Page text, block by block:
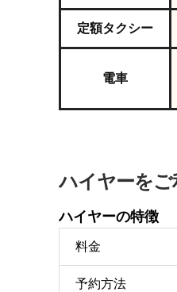
定額タクシー
電車
ハイヤーをご
ハイヤーの特徴
料金
予約方法